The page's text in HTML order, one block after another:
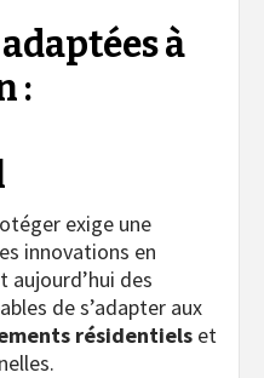
à
:
exige une
innovations en
des
de s’adapter aux
résidentiels et